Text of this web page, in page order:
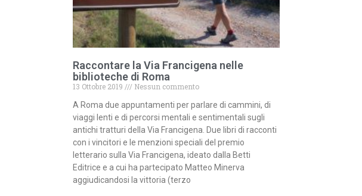
Raccontare la Via Francigena nelle
biblioteche di Roma
13 Ottobre 2019
Nessun commento
A Roma due appuntamenti per parlare di cammini, di
viaggi lenti e di percorsi mentali e sentimentali sugli
antichi tratturi della Via Francigena. Due libri di racconti
con i vincitori e le menzioni speciali del premio
letterario sulla Via Francigena, ideato dalla Betti
Editrice e a cui ha partecipato Matteo Minerva
aggiudicandosi la vittoria (terzo